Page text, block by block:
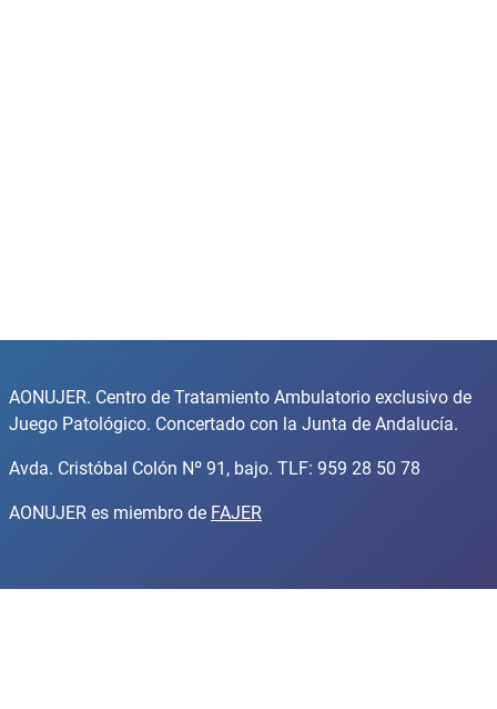
AONUJER. Centro de Tratamiento Ambulatorio exclusivo de
Juego Patológico. Concertado con la Junta de Andalucía.
Avda. Cristóbal Colón Nº 91, bajo. TLF: 959 28 50 78
AONUJER es miembro de FAJER